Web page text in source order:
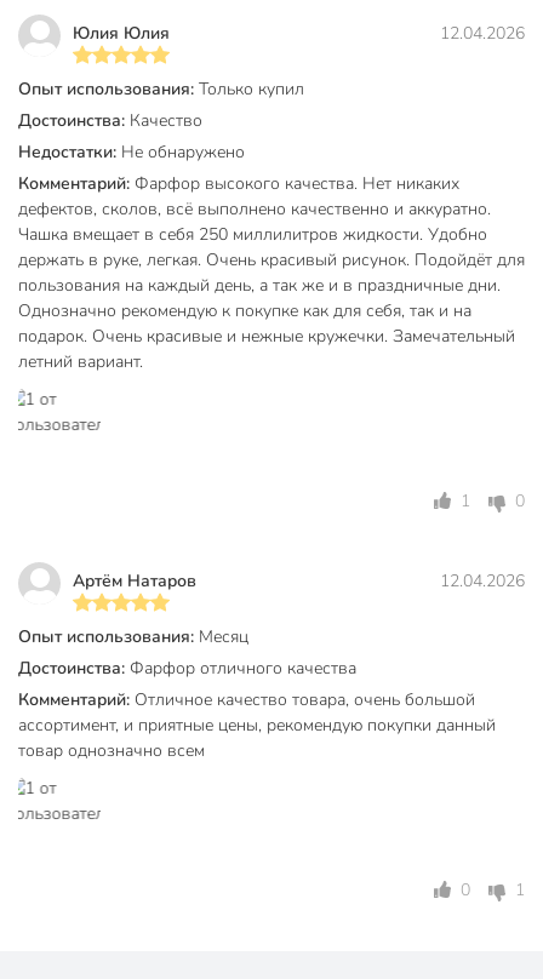
Чем отличается фарфоровый сервиз от керамического?
Фарфор Lefard обладает высокой плотностью и низкой
пористостью, благодаря чему чашки легче, тоньше и
прочнее керамики. Он дольше удерживает тепло напитка
и не меняет вкус чая, что делает его предпочтительным
выбором для ценителей качества.
Подходит ли этот набор для ежедневного
использования?
Да, коллекция «Лимонное дерево» разработана для
регулярного применения. Фарфор устойчив к перепадам
температур и воздействию моющих средств, поэтому он
приема гостей.
сервировку стола для 6 персон.
Техническая информация
Количество предметов
Объем, мл
250 мл
Количество персон
Материал
Юлия Юлия 12.04.2026
Опыт использования: Только купил
Достоинства: Качество
Недостатки: Не обнаружено
Комментарий: Фарфор высокого качества. Нет никаких
дефектов, сколов, всё выполнено качественно и аккуратно.
Чашка вмещает в себя 250 миллилитров жидкости. Удобно
держать в руке, легкая. Очень красивый рисунок. Подойдёт для
пользования на каждый день, а так же и в праздничные дни.
Однозначно рекомендую к покупке как для себя, так и на
подарок. Очень красивые и нежные кружечки. Замечательный
летний вариант.
1 0
Артём Натаров 12.04.2026
Опыт использования: Месяц
Достоинства: Фарфор отличного качества
Комментарий: Отличное качество товара, очень большой
ассортимент, и приятные цены, рекомендую покупки данный
товар однозначно всем
0 1